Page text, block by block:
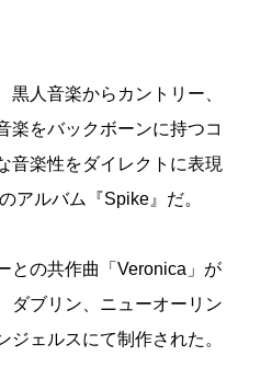
黒人音楽からカントリー、
楽をバックボーンに持つコ
音楽性をダイレクトに表現
アルバム『Spike』だ。
との共作曲「Veronica」が
ダブリン、ニューオーリン
ジェルスにて制作された。